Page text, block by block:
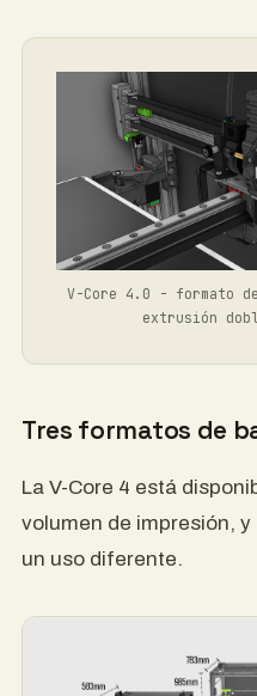
V-Core 4.0 - formato
extrusión
Tres formatos de
La V-Core 4 está
volumen de impresión,
un uso diferente.